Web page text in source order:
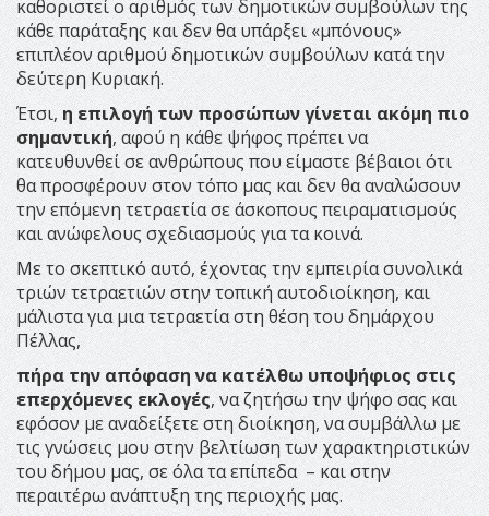
καθοριστεί ο αριθμός των δημοτικών συμβούλων της
κάθε παράταξης και δεν θα υπάρξει «μπόνους»
επιπλέον αριθμού δημοτικών συμβούλων κατά την
δεύτερη Κυριακή.
Έτσι, η επιλογή των προσώπων γίνεται ακόμη πιο
σημαντική, αφού η κάθε ψήφος πρέπει να
κατευθυνθεί σε ανθρώπους που είμαστε βέβαιοι ότι
θα προσφέρουν στον τόπο μας και δεν θα αναλώσουν
την επόμενη τετραετία σε άσκοπους πειραματισμούς
και ανώφελους σχεδιασμούς για τα κοινά.
Με το σκεπτικό αυτό, έχοντας την εμπειρία συνολικά
τριών τετραετιών στην τοπική αυτοδιοίκηση, και
μάλιστα για μια τετραετία στη θέση του δημάρχου
Πέλλας,
πήρα την απόφαση να κατέλθω υποψήφιος στις
επερχόμενες εκλογές, να ζητήσω την ψήφο σας και
εφόσον με αναδείξετε στη διοίκηση, να συμβάλλω με
τις γνώσεις μου στην βελτίωση των χαρακτηριστικών
του δήμου μας, σε όλα τα επίπεδα – και στην
περαιτέρω ανάπτυξη της περιοχής μας.